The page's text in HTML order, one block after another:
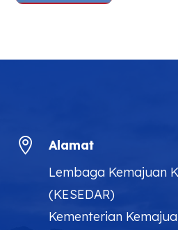

Alamat
Lembaga Kemajuan
(KESEDAR)
Kementerian